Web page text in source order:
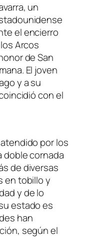
un
el encierro
Arcos
de San
El joven
y a su
con el
por los
doble cornada
de diversas
en tobillo y
y de lo
estado es
han
según el